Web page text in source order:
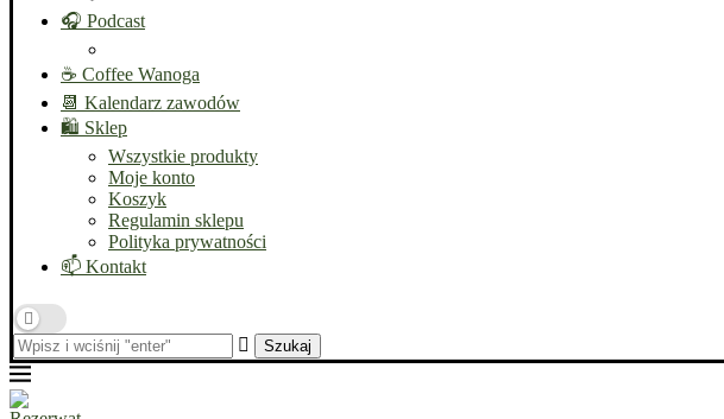
🎧 Podcast
☕ Coffee Wanoga
📆 Kalendarz zawodów
🛍️ Sklep
Wszystkie produkty
Moje konto
Koszyk
Regulamin sklepu
Polityka prywatności
📫 Kontakt
Szukaj